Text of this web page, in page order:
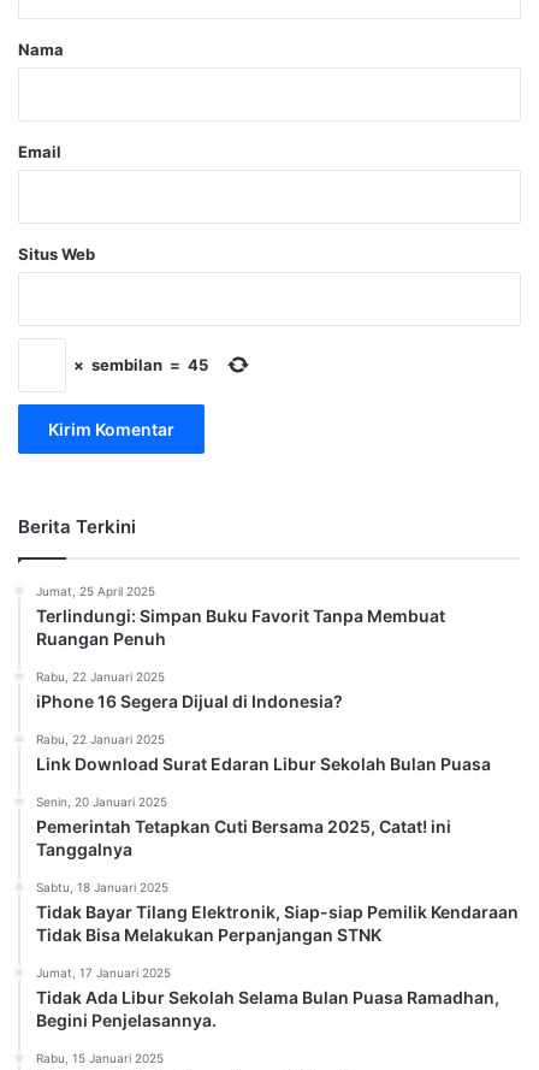
rNama
Email
Situs Web
× sembilan = 45
Berita Terkini
Jumat, 25 April 2025
Terlindungi: Simpan Buku Favorit Tanpa Membuat
Ruangan Penuh
Rabu, 22 Januari 2025
iPhone 16 Segera Dijual di Indonesia?
Rabu, 22 Januari 2025
Link Download Surat Edaran Libur Sekolah Bulan Puasa
Senin, 20 Januari 2025
Pemerintah Tetapkan Cuti Bersama 2025, Catat! ini
Tanggalnya
Sabtu, 18 Januari 2025
Tidak Bayar Tilang Elektronik, Siap-siap Pemilik Kendaraan
Tidak Bisa Melakukan Perpanjangan STNK
Jumat, 17 Januari 2025
Tidak Ada Libur Sekolah Selama Bulan Puasa Ramadhan,
Begini Penjelasannya.
Rabu, 15 Januari 2025